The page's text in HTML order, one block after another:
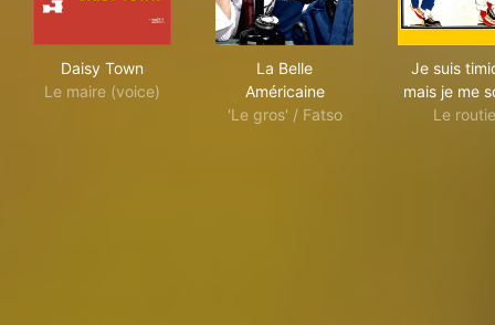
Daisy Town
Le maire (voice)
La Belle
Américaine
'Le gros' / Fatso
Je suis
mais je me
Le